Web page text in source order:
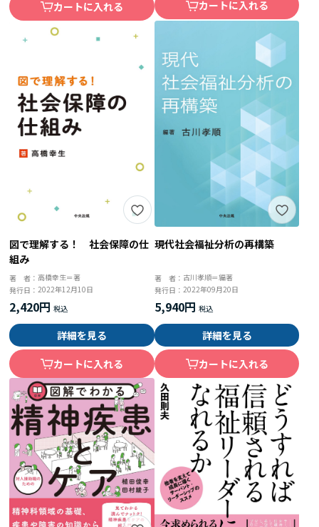
カートに入れる カートに入れる
図で理解する！ 社会保障の仕
組み
著 者： 高橋幸生＝著
発行日：2022年12月10日
2,420円
詳細を見る
カートに入れる
現代社会福祉分析の再構築
著 者： 古川孝順＝編著
発行日： 2022年09月20日
5,940円
詳細を見る
カートに入れる